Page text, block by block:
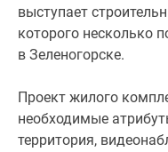
на
Неву.
выступает
которого несколько
в Зеленогорске.
Проект жилого
необходимые
территория,